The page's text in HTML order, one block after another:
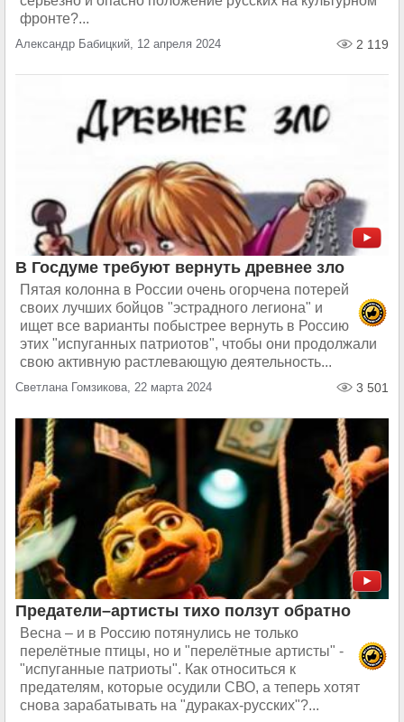
фронте?...
Александр Бабицкий, 12 апреля 2024 2 119
В Госдуме требуют вернуть древнее зло
Пятая колонна в России очень огорчена потерей
своих лучших бойцов "эстрадного легиона" и
ищет все варианты побыстрее вернуть в Россию
этих "испуганных патриотов", чтобы они продолжали
свою активную растлевающую деятельность...
Светлана Гомзикова, 22 марта 2024 3 501
Предатели–артисты тихо ползут обратно
Весна – и в Россию потянулись не только
перелётные птицы, но и "перелётные артисты" -
"испуганные патриоты". Как относиться к
предателям, которые осудили СВО, а теперь хотят
снова зарабатывать на "дураках-русских"?...